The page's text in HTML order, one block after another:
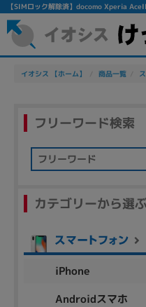
【SIMロック解除済】docomo Xperia
イオシス 【ホーム】 商品一覧
フリーワード検索
カテゴリーから選
iPhone
Androidスマホ
除外ワード
人気の検索ワード：Let's note EliteBook